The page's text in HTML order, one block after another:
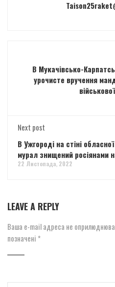
В Мукачівсько-
урочисте вручення
Next post
В Ужгороді на стіні
мурал знищений росіянами
22 Листопада, 2022
LEAVE A REPLY
Ваша e-mail адреса не
позначені *